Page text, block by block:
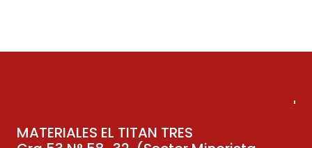
MATERIALES EL TITAN TRES